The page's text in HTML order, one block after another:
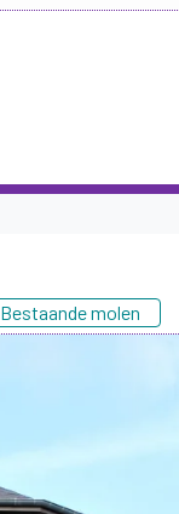
Bestaande molen